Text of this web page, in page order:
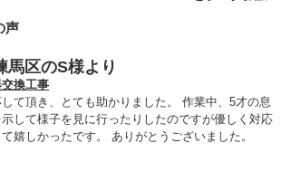
声
馬区のS様より
換工事
て頂き、とても助かりました。 作業中、5才の息
して様子を見に行ったりしたのですが優しく対応
嬉しかったです。 ありがとうございました。